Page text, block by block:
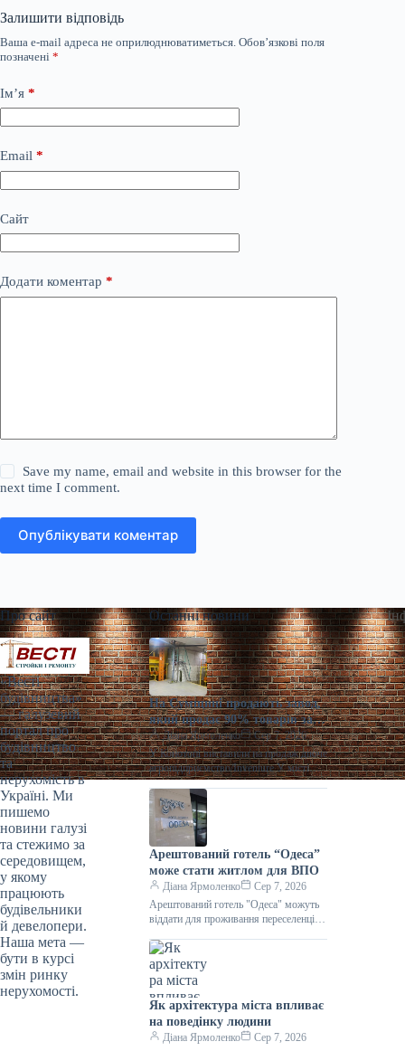
Залишити відповідь
Ваша e-mail адреса не оприлюднюватиметься. Обов’язкові поля
позначені *
Ім’я *
Email *
Сайт
Додати коментар *
Save my name, email and website in this browser for the
next time I comment.
Опублікувати коментар
Про сайт
«Весті
будівництва»
— галузевий
портал про
будівництво
та
нерухомість в
Україні. Ми
пишемо
новини галузі
та стежимо за
середовищем,
у якому
працюють
будівельники
й девелопери.
Наша мета —
бути в курсі
змін ринку
нерухомості.
Останні новини
На Сумщині продають завод,
який продає 90% товарів за
кордон
Діана Ярмоленко
Сер 7, 2026
У Конотопі виставили на продаж діюче
агропідприємство/Inventure У місті
Конотоп Сумської області виставили
на продаж 100% корпоративних прав
діючого агропереробного
Арештований готель “Одеса”
може стати житлом для ВПО
Діана Ярмоленко
Сер 7, 2026
Арештований готель "Одеса" можуть
віддати для проживання переселенців /
може стати першим арештованим
об’єктом нерухомості,
Як архітектура міста впливає
на поведінку людини
Діана Ярмоленко
Сер 7, 2026